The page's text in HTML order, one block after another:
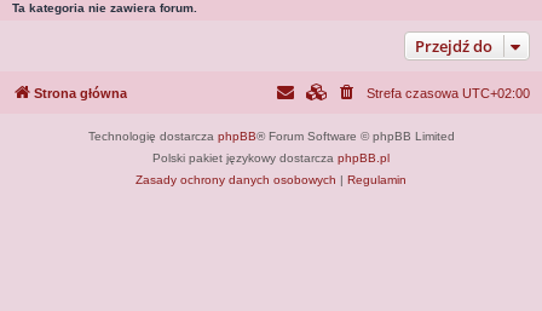
Ta kategoria nie zawiera forum.
Przejdź do
Strona główna Strefa czasowa UTC+02:00
Technologię dostarcza phpBB® Forum Software © phpBB Limited
Polski pakiet językowy dostarcza phpBB.pl
Zasady ochrony danych osobowych | Regulamin